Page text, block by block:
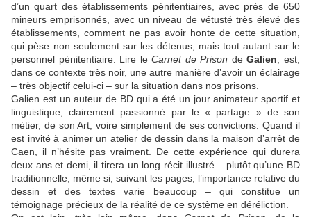
d’un quart des établissements pénitentiaires, avec près de 650
mineurs emprisonnés, avec un niveau de vétusté très élevé des
établissements, comment ne pas avoir honte de cette situation,
qui pèse non seulement sur les détenus, mais tout autant sur le
personnel pénitentiaire. Lire leCarnet de Prison deGalien , est,
dans ce contexte très noir, une autre manière d’avoir un éclairage
– très objectif celui-ci – sur la situation dans nos prisons.
Galien est un auteur de BD qui a été un jour animateur sportif et
linguistique, clairement passionné par le « partage » de son
métier, de son Art, voire simplement de ses convictions. Quand il
est invité à animer un atelier de dessin dans la maison d’arrêt de
Caen, il n’hésite pas vraiment. De cette expérience qui durera
deux ans et demi, il tirera un long récit illustré – plutôt qu’une BD
traditionnelle, même si, suivant les pages, l’importance relative du
dessin et des textes varie beaucoup – qui constitue un
témoignage précieux de la réalité de ce système en déréliction.